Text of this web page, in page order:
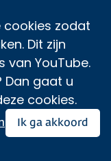
cookies zodat
Dit zijn
van YouTube.
Dan gaat u
cookies.
Ik ga akkoord